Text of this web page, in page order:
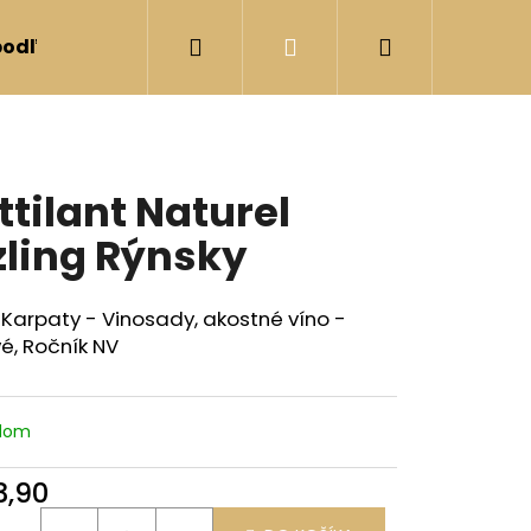
vinárstva Darčekové sety
Hľadať Prihlásenie
Naturel
Rýnsky
- Vinosady, akostné víno -
Ročník NV